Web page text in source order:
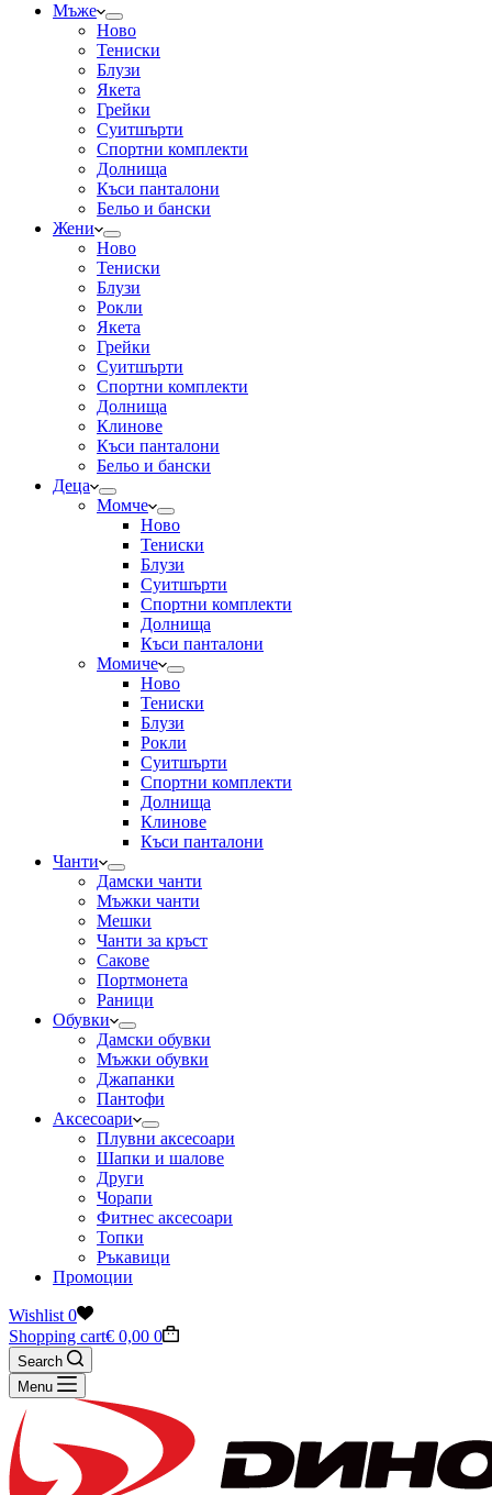
Мъже
Ново
Тениски
Блузи
Якета
Грейки
Суитшърти
Спортни комплекти
Долнища
Къси панталони
Бельо и бански
Жени
Ново
Тениски
Блузи
Рокли
Якета
Грейки
Суитшърти
Спортни комплекти
Долнища
Клинове
Къси панталони
Бельо и бански
Деца
Момче
Ново
Тениски
Блузи
Суитшърти
Спортни комплекти
Долнища
Къси панталони
Момиче
Ново
Тениски
Блузи
Рокли
Суитшърти
Спортни комплекти
Долнища
Клинове
Къси панталони
Чанти
Дамски чанти
Мъжки чанти
Мешки
Чанти за кръст
Сакове
Портмонета
Раници
Обувки
Дамски обувки
Мъжки обувки
Джапанки
Пантофи
Аксесоари
Плувни аксесоари
Шапки и шалове
Други
Чорапи
Фитнес аксесоари
Топки
Ръкавици
Промоции
Wishlist 0
Shopping cart€ 0,00 0
Search
Menu